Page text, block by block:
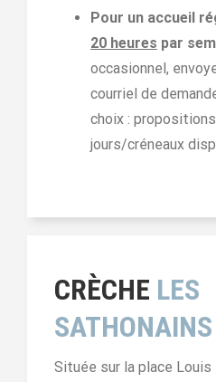
Pour un accueil
20 heures par
occasionnel,
courriel de
choix :
jours/créneaux
CRÈCHE LES
SATHONAINS
Située sur la place Louis